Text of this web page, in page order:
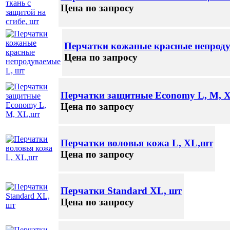
Цена по запросу
Перчатки кожаные красные
Цена по запросу
Перчатки защитные Economy L, M,
Цена по запросу
Перчатки воловья кожа L, XL,шт
Цена по запросу
Перчатки Standard XL, шт
Цена по запросу